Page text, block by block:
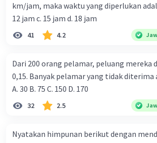
km/jam, maka waktu yang diperlukan adalah .... a. 9
12 jam c. 15 jam d. 18 jam
41 4.2
Dari 200 orang pelamar, peluang mereka
0,15. Banyak pelamar yang tidak diterima
A. 30 B. 75 C. 150 D. 170
32 2.5
Nyatakan himpunan berikut dengan